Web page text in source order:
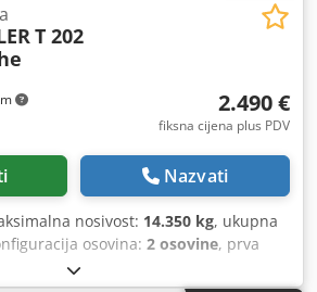
T 202
2.490 €
fiksna cijena plus PDV
Nazvati
nosivost: 14.350 kg, ukupna
osovina: 2 osovine, prva
, duljina prostora za utovar: